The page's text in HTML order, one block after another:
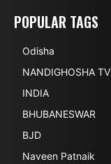
POPULAR TAGS
Odisha
NANDIGHOSHA TV
INDIA
BHUBANESWAR
BJD
Naveen Patnaik